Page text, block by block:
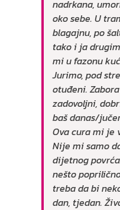
nadrkana,
oko sebe. U
blagajnu, po
tako i ja
mi u fazonu
Jurimo, pod
otuđeni.
zadovoljni,
baš danas/
Ova cura mi je
Nije mi samo
dijetnog
nešto
treba da bi
dan, tjedan.